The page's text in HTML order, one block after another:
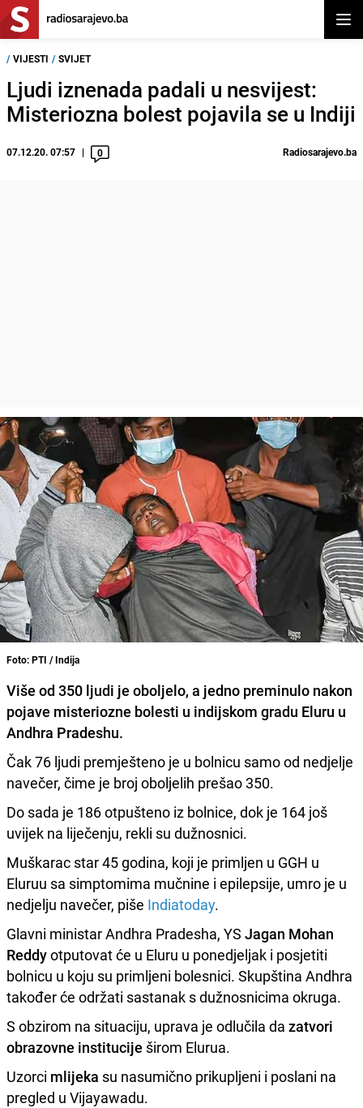
/ VIJESTI / SVIJET
Ljudi iznenada padali u nesvijest:
Misteriozna bolest pojavila se u Indiji
07.12.20. 07:57 0 Radiosarajevo.ba
Foto: PTI / Indija
Više od 350 ljudi je oboljelo, a jedno preminulo nakon
pojave misteriozne bolesti u indijskom gradu Eluru u
Andhra Pradeshu.
Čak 76 ljudi premješteno je u bolnicu samo od nedjelje
navečer, čime je broj oboljelih prešao 350.
Do sada je 186 otpušteno iz bolnice, dok je 164 još
uvijek na liječenju, rekli su dužnosnici.
Muškarac star 45 godina, koji je primljen u GGH u
Eluruu sa simptomima mučnine i epilepsije, umro je u
nedjelju navečer, piše Indiatoday.
Glavni ministar Andhra Pradesha, YS Jagan Mohan
Reddyotputovat će u Eluru u ponedjeljak i posjetiti
bolnicu u koju su primljeni bolesnici. Skupština Andhra
također će održati sastanak s dužnosnicima okruga.
S obzirom na situaciju, uprava je odlučila da zatvori
obrazovne institucije širom Elurua.
Uzorci mlijeka su nasumično prikupljeni i poslani na
pregled u Vijayawadu.